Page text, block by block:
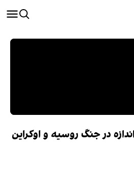
در جنگ روسیه و اوکراین